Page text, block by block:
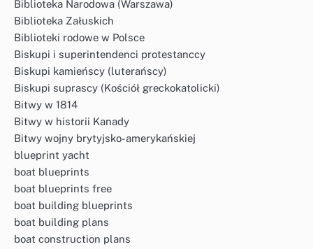
Biblioteka Narodowa (Warszawa)
Biblioteka Załuskich
Biblioteki rodowe w Polsce
Biskupi i superintendenci protestanccy
Biskupi kamieńscy (luterańscy)
Biskupi suprascy (Kościół greckokatolicki)
Bitwy w 1814
Bitwy w historii Kanady
Bitwy wojny brytyjsko-amerykańskiej
blueprint yacht
boat blueprints
boat blueprints free
boat building blueprints
boat building plans
boat construction plans